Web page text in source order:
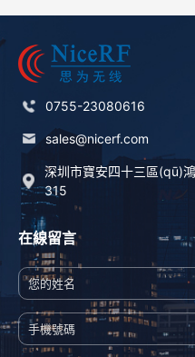
0755-23080616
sales@nicerf.com
深圳市寶安四十三區(qū)
315
在線留言